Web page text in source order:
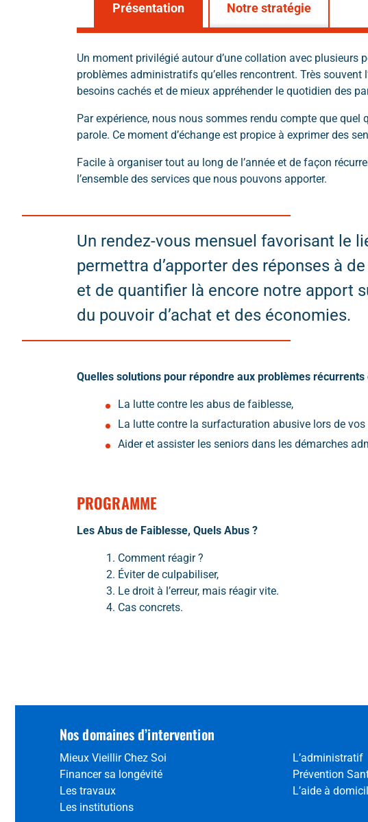
Présentation Notre stratégie
Un moment privilégié autour d’une collation avec
problèmes administratifs qu’elles rencontrent. Très souvent
besoins cachés et de mieux appréhender le quotidien des
Par expérience, nous nous sommes rendu compte que
parole. Ce moment d’échange est propice à exprimer des
Facile à organiser tout au long de l’année et de façon
l’ensemble des services que nous pouvons apporter.
Un rendez-vous mensuel favorisant le
permettra d’apporter des réponses à
et de quantifier là encore notre apport
du pouvoir d’achat et des économies.
Quelles solutions pour répondre aux problèmes récurrents
La lutte contre les abus de faiblesse,
La lutte contre la surfacturation abusive lors de
Aider et assister les seniors dans les démarches
PROGRAMME
Les Abus de Faiblesse, Quels Abus ?
Comment réagir ?
Éviter de culpabiliser,
Le droit à l’erreur, mais réagir vite.
Cas concrets.
Nos domaines d’intervention
Mieux Vieillir Chez Soi
L’administratif
Financer sa longévité
Prévention
Les travaux
L’aide à
Les institutions